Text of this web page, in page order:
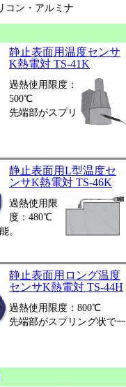
コン・アルミナ
静止表面用温度センサ
K熱電対 TS-41K
過熱使用限度：
500℃
先端部がスプリ
静止表面用L型温度セ
ンサK熱電対 TS-46K
過熱使用限
度：480℃
。
静止表面用ロング温度
センサK熱電対 TS-44H
過熱使用限度：800℃
先端部がスプリング状で一